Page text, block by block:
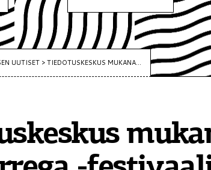
UUTISET >TIEDOTUSKESKUS MUKANA...